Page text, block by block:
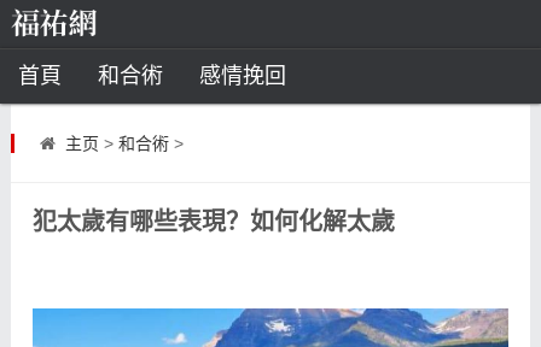
首頁 和合術 感情挽回
道教法事
星座
主页 > 和合術>
犯太歲有哪些表現？如何化解太歲